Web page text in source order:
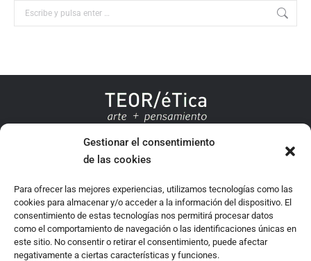
Gestionar el consentimiento
de las cookies
Para ofrecer las mejores experiencias, utilizamos tecnologías como las
cookies para almacenar y/o acceder a la información del dispositivo. El
consentimiento de estas tecnologías nos permitirá procesar datos
como el comportamiento de navegación o las identificaciones únicas en
este sitio. No consentir o retirar el consentimiento, puede afectar
negativamente a ciertas características y funciones.
Buscar:
TEOR/éTica 2020 - Desarrollado por Oncenueve Estudio